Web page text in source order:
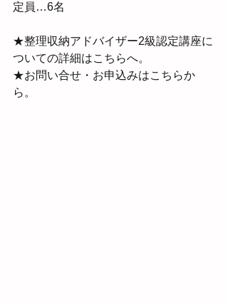
定員…6名
★整理収納アドバイザー2級認定講座に
ついての詳細はこちらへ。
★お問い合せ・お申込みはこちらか
ら。